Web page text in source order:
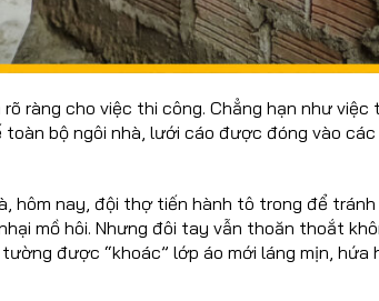
rõ ràng cho việc thi công. Chẳng hạn như
bộ ngôi nhà, lưới cáo được đóng vào
hôm nay, đội thợ tiến hành tô trong để
mồ hôi. Nhưng đôi tay vẫn thoăn thoắt
được “khoác” lớp áo mới láng mịn, hứa